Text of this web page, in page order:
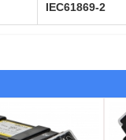
IEC61869-2